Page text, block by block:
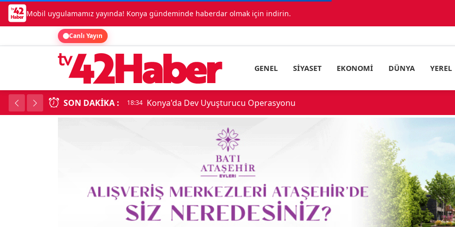
Mobil uygulamamız yayında! Konya gündeminde haberdar olmak için indirin.
Canlı Yayın
GENEL SIYASET EKONOMI DÜNYA YEREL
SON DAKIKA : 18:34 Temmuz Enflasyonu Açıklandı